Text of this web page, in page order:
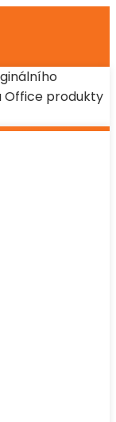
Office produkty